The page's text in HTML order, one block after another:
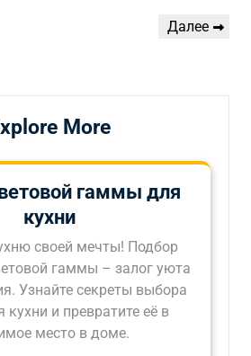
Следующая
Далее
More
гаммы для
кухни
своей мечты! Подбор
гаммы – залог уюта
Узнайте секреты выбора
кухни и превратите её в
место в доме.